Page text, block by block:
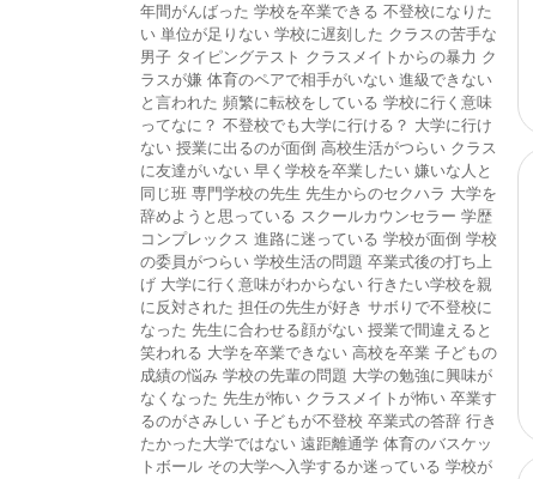
年間がんばった 学校を卒業できる 不登校になりた
い 単位が足りない 学校に遅刻した クラスの苦手な
男子 タイピングテスト クラスメイトからの暴力 ク
ラスが嫌 体育のペアで相手がいない 進級できない
と言われた 頻繁に転校をしている 学校に行く意味
ってなに？ 不登校でも大学に行ける？ 大学に行け
ない 授業に出るのが面倒 高校生活がつらい クラス
に友達がいない 早く学校を卒業したい 嫌いな人と
同じ班 専門学校の先生 先生からのセクハラ 大学を
辞めようと思っている スクールカウンセラー 学歴
コンプレックス 進路に迷っている 学校が面倒 学校
の委員がつらい 学校生活の問題 卒業式後の打ち上
げ 大学に行く意味がわからない 行きたい学校を親
に反対された 担任の先生が好き サボりで不登校に
なった 先生に合わせる顔がない 授業で間違えると
笑われる 大学を卒業できない 高校を卒業 子どもの
成績の悩み 学校の先輩の問題 大学の勉強に興味が
なくなった 先生が怖い クラスメイトが怖い 卒業す
るのがさみしい 子どもが不登校 卒業式の答辞 行き
たかった大学ではない 遠距離通学 体育のバスケッ
トボール その大学へ入学するか迷っている 学校が